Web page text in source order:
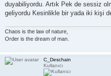
duyabiliyordu. Artık Pek de sessiz
geliyordu Kesinlikle bir yada iki kişi
Chaos is the law of nature,
Order is the dream of man.
C_Deschain
Kullanıcı